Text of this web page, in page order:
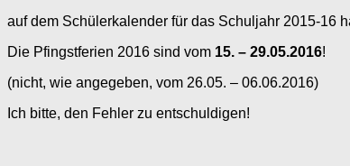
auf dem Schülerkalender für das Schuljahr 2015-16
Die Pfingstferien 2016 sind vom 15. – 29.05.2016!
(nicht, wie angegeben, vom 26.05. – 06.06.2016)
Ich bitte, den Fehler zu entschuldigen!